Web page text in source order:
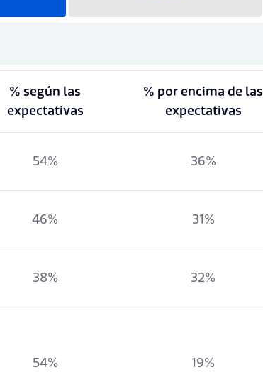
% según las
expectativas
% por encima de las
expectativas
54% 36%
46% 31%
38% 32%
54% 19%